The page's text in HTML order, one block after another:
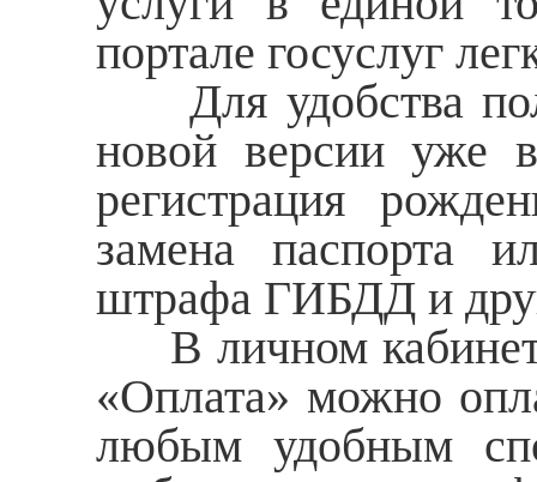
портале госуслуг
Для удобства
новой версии уже
регистрация
замена паспорта
штрафа ГИБДД и
В личном кабинете
«Оплата» можно
любым удобным